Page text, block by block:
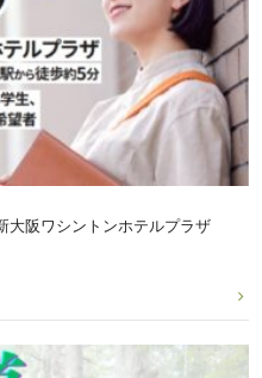
大阪ワシントンホテルプラザ